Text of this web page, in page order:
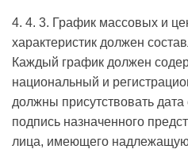
4. 4. 3. График массовых и
характеристик должен
Каждый график должен
национальный и
должны присутствовать дата
подпись назначенного
лица, имеющего